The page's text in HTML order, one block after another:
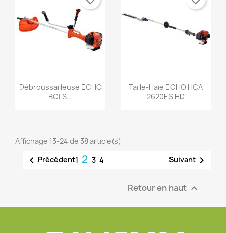
Aperçu rapide
Débroussailleuse ECHO
BCLS...
Aperçu rapide
Taille-Haie ECHO HCA
2620ES HD
Affichage 13-24 de 38 article(s)
 Précédent1 2 3 4 Suivant 
Retour en haut 